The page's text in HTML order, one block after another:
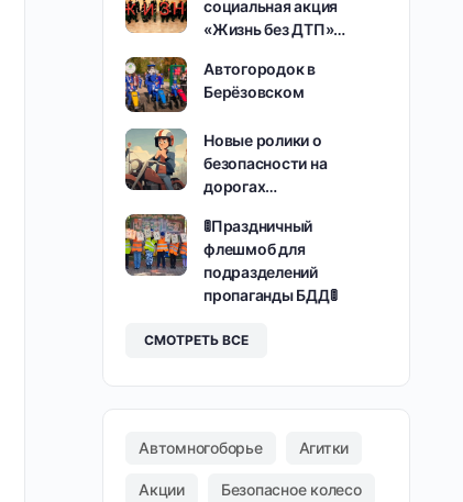
социальная акция
«Жизнь без ДТП»…
Автогородок в
Берёзовском
Новые ролики о
безопасности на
дорогах…
🚦Праздничный
флешмоб для
подразделений
пропаганды БДД🚦
СМОТРЕТЬ ВСЕ
Автомногоборье Агитки
Акции Безопасное колесо